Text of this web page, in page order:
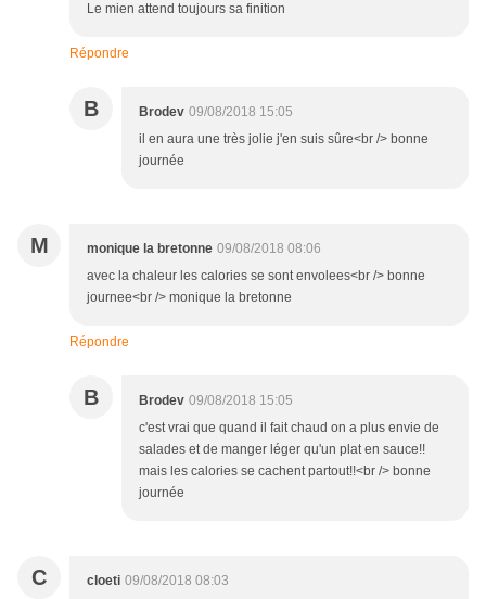
Le mien attend toujours sa finition
Répondre
B Brodev 09/08/2018 15:05
il en aura une très jolie j'en suis sûre<br /> bonne
journée
M monique la bretonne 09/08/2018 08:06
avec la chaleur les calories se sont envolees<br /> bonne
journee<br /> monique la bretonne
Répondre
B Brodev 09/08/2018 15:05
c'est vrai que quand il fait chaud on a plus envie de
salades et de manger léger qu'un plat en sauce!!
mais les calories se cachent partout!!<br /> bonne
journée
C cloeti 09/08/2018 08:03